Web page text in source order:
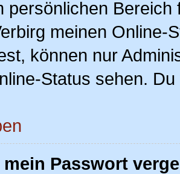
persönlichen
meinen Online-
können nur
Status sehen.
mein Passwort